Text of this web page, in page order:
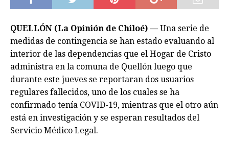
QUELLÓN (La Opinión de Chiloé) — Una serie de
medidas de contingencia se han estado evaluando al
interior de las dependencias que el Hogar de Cristo
administra en la comuna de Quellón luego que
durante este jueves se reportaran dos usuarios
regulares fallecidos, uno de los cuales se ha
confirmado tenía COVID-19, mientras que el otro aún
está en investigación y se esperan resultados del
Servicio Médico Legal.